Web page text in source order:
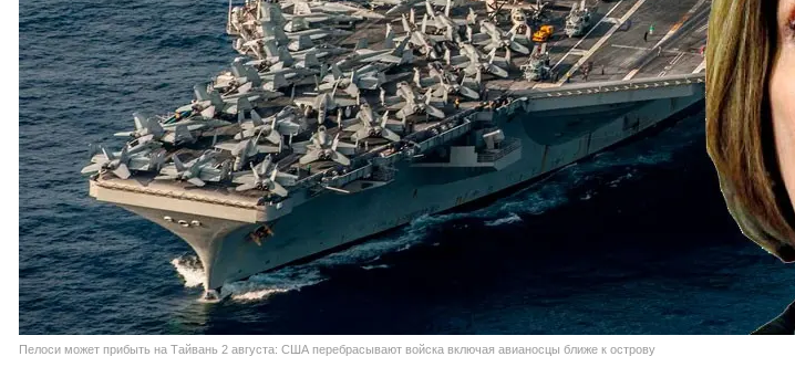
Пелоси может прибыть на Тайвань 2 августа: США перебрасывают войска включая авианосцы ближе к острову